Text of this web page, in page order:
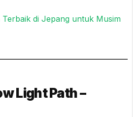
di Jepang untuk Musim
Light Path –